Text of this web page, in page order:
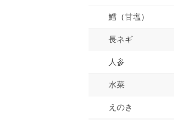
鱈（甘塩）
長ネギ
人参
水菜
えのき